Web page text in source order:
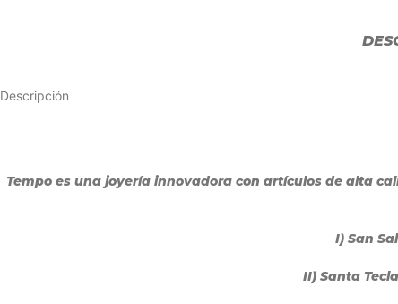
Descripción
Tempo es una joyería innovadora con artículos de alta
I) San
II) Santa